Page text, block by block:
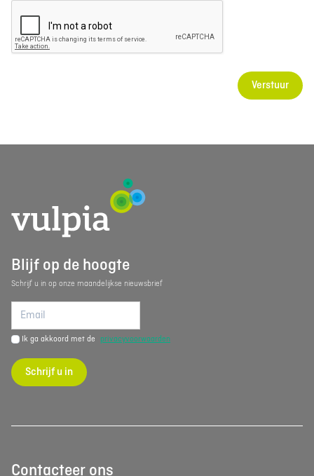
Verstuur
Blijf op de hoogte
Schrijf u in op onze maandelijkse nieuwsbrief
Ik ga akkoord met de privacyvoorwaarden
Schrijf u in
Contacteer ons